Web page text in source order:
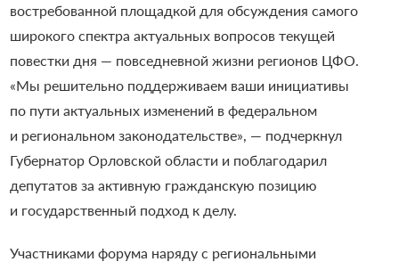
востребованной площадкой для обсуждения самого
широкого спектра актуальных вопросов текущей
повестки дня — повседневной жизни регионов ЦФО.
«Мы решительно поддерживаем ваши инициативы
по пути актуальных изменений в федеральном
и региональном законодательстве», — подчеркнул
Губернатор Орловской области и поблагодарил
депутатов за активную гражданскую позицию
и государственный подход к делу.
Участниками форума наряду с региональными